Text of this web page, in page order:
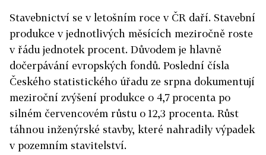
Stavebnictví se v letošním roce v ČR daří. Stavební
produkce v jednotlivých měsících meziročně roste
v řádu jednotek procent. Důvodem je hlavně
dočerpávání evropských fondů. Poslední čísla
Českého statistického úřadu ze srpna dokumentují
meziroční zvýšení produkce o 4,7 procenta po
silném červencovém růstu o 12,3 procenta. Růst
táhnou inženýrské stavby, které nahradily výpadek
v pozemním stavitelství.